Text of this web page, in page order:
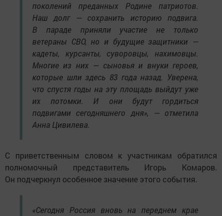
поколений преданных Родине патриотов.
Наш долг — сохранить историю подвига.
В параде приняли участие не только
ветераны СВО, но и будущие защитники —
кадеты, курсанты, суворовцы, нахимовцы.
Многие из них — сыновья и внуки героев,
которые шли здесь 83 года назад. Уверена,
что спустя годы на эту площадь выйдут уже
их потомки. И они будут гордиться
подвигами сегодняшнего дня», — отметила
Анна Цивилева.
С приветственным словом к участникам обратился
полномочный представитель Игорь Комаров.
Он подчеркнул особенное значение этого события.
«Сегодня Россия вновь на переднем крае